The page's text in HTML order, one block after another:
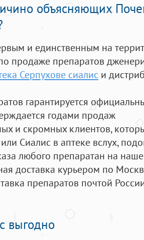
объясняющих
и единственным на
продаже препаратов
Серпухове сиалис и
гарантируется
годами продаж
и скромных клиентов,
Сиалис в аптеке вслух,
любого препаратан на
доставка курьером по
препаратов почтой
выгодно